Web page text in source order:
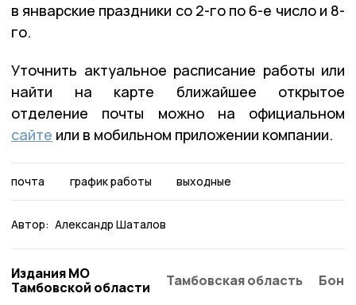
в январские праздники со 2-го по 6-е число и 8-
го.
Уточнить актуальное расписание работы или
найти на карте ближайшее открытое
отделение почты можно на официальном
сайте или в мобильном приложении компании.
почта график работы выходные
Автор: Александр Шаталов
Издания МО
Тамбовской области
Тамбовская область